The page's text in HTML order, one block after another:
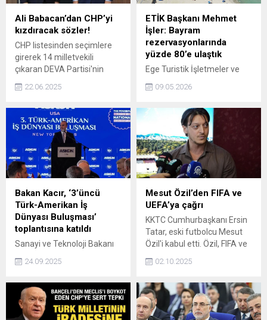
Ali Babacan’dan CHP’yi
kızdıracak sözler!
CHP listesinden seçimlere
girerek 14 milletvekili
çıkaran DEVA Partisi'nin
seçimlerinde CHP ile yaptığı
kaybı yaşadıklarını savundu.
22.06.2025
ETİK Başkanı Mehmet
İşler: Bayram
rezervasyonlarında
yüzde 80’e ulaştık
Ege Turistik İşletmeler ve
Başkanı, Türkiye Otelciler
Başkan Yardımcısı Mehmet
İşler, Kurban Bayramı
tatilinin 9 güne uzaması ile
birlikte iç turizmde
hareketliliğin başladığını
belirtip, dolulukların
şimdiden yüzde 80'lere
çıktığını söyledi.
09.05.2026
Bakan Kacır, ‘3’üncü
Türk-Amerikan İş
Dünyası Buluşması’
toplantısına katıldı
Sanayi ve Teknoloji Bakanı
York’ta Anadolu Aslanları İş
şubesi tarafından
düzenlenen '3’üncü Türk-
Amerikan İş Dünyası
24.09.2025
Mesut Özil’den FIFA ve
UEFA’ya çağrı
KKTC Cumhurbaşkanı Ersin
Tatar, eski futbolcu Mesut
Özil'i kabul etti. Özil, FIFA ve
02.10.2025